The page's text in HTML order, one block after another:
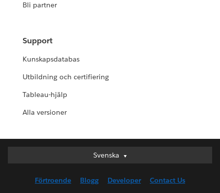
Bli partner
Support
Kunskapsdatabas
Utbildning och certifiering
Tableau-hjälp
Alla versioner
Svenska
Svenska
English (UK)
Förtroende Blogg Developer Contact Us